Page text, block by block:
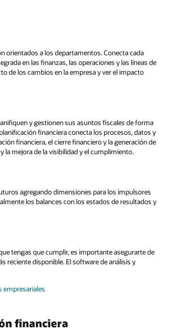
orientados a los departamentos. Conecta cada
en las finanzas, las operaciones y las líneas de
de los cambios en la empresa y ver el impacto
y gestionen sus asuntos fiscales de forma
financiera conecta los procesos, datos y
financiera, el cierre financiero y la generación de
mejora de la visibilidad y el cumplimiento.
agregando dimensiones para los impulsores
los balances con los estados de resultados y
tengas que cumplir, es importante asegurarte de
reciente disponible. El software de análisis y
empresariales
financiera